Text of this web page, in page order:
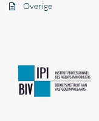
Overige